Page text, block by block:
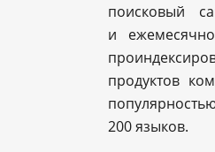
поисковый
и
продуктов
200 языков.